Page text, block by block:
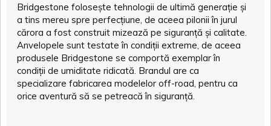
Bridgestone folosește tehnologii de ultimă generație și
a tins mereu spre perfecțiune, de aceea pilonii în jurul
cărora a fost construit mizează pe siguranță și calitate.
Anvelopele sunt testate în condiții extreme, de aceea
produsele Bridgestone se comportă exemplar în
condiții de umiditate ridicată. Brandul are ca
specializare fabricarea modelelor off-road, pentru ca
orice aventură să se petreacă în siguranță.